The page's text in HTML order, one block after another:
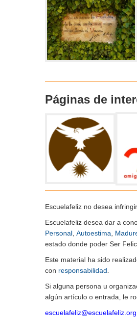
Páginas de
Escuelafeliz no desea
Escuelafeliz desea dar a
Personal Autoestima
estado donde poder Ser
Este material ha sido
con responsabilidad
Si alguna persona u
algún artículo o entrada, le
escuelafeliz@escuelafeliz.org